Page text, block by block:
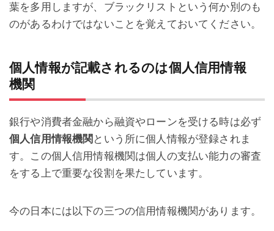
葉を多用しますが、ブラックリストという何か別のも
のがあるわけではないことを覚えておいてください。
個人情報が記載されるのは個人信用情報
機関
銀行や消費者金融から融資やローンを受ける時は必ず
個人信用情報機関 という所に個人情報が登録されま
す。この個人信用情報機関は個人の支払い能力の審査
をする上で重要な役割を果たしています。
今の日本には以下の三つの信用情報機関があります。